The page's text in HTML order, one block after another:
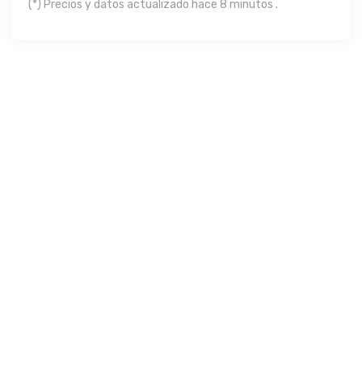
(*) Precios y datos actualizado hace 8 minutos .